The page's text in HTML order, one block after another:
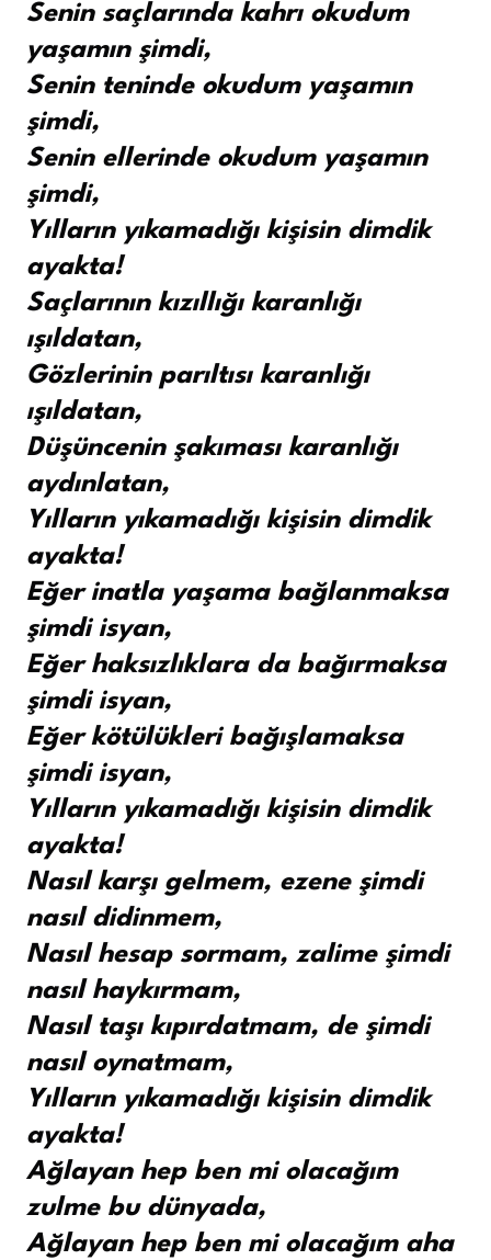
Senin saçlarında kahrı okudum
yaşamın şimdi,
Senin teninde okudum yaşamın
şimdi,
Senin ellerinde okudum yaşamın
şimdi,
Yılların yıkamadığı kişisin dimdik
ayakta!
Saçlarının kızıllığı karanlığı
ışıldatan,
Gözlerinin parıltısı karanlığı
ışıldatan,
Düşüncenin şakıması karanlığı
aydınlatan,
Yılların yıkamadığı kişisin dimdik
ayakta!
Eğer inatla yaşama bağlanmaksa
şimdi isyan,
Eğer haksızlıklara da bağırmaksa
şimdi isyan,
Eğer kötülükleri bağışlamaksa
şimdi isyan,
Yılların yıkamadığı kişisin dimdik
ayakta!
Nasıl karşı gelmem, ezene şimdi
nasıl didinmem,
Nasıl hesap sormam, zalime şimdi
nasıl haykırmam,
Nasıl taşı kıpırdatmam, de şimdi
nasıl oynatmam,
Yılların yıkamadığı kişisin dimdik
ayakta!
Ağlayan hep ben mi olacağım
zulme bu dünyada,
Ağlayan hep ben mi olacağım aha